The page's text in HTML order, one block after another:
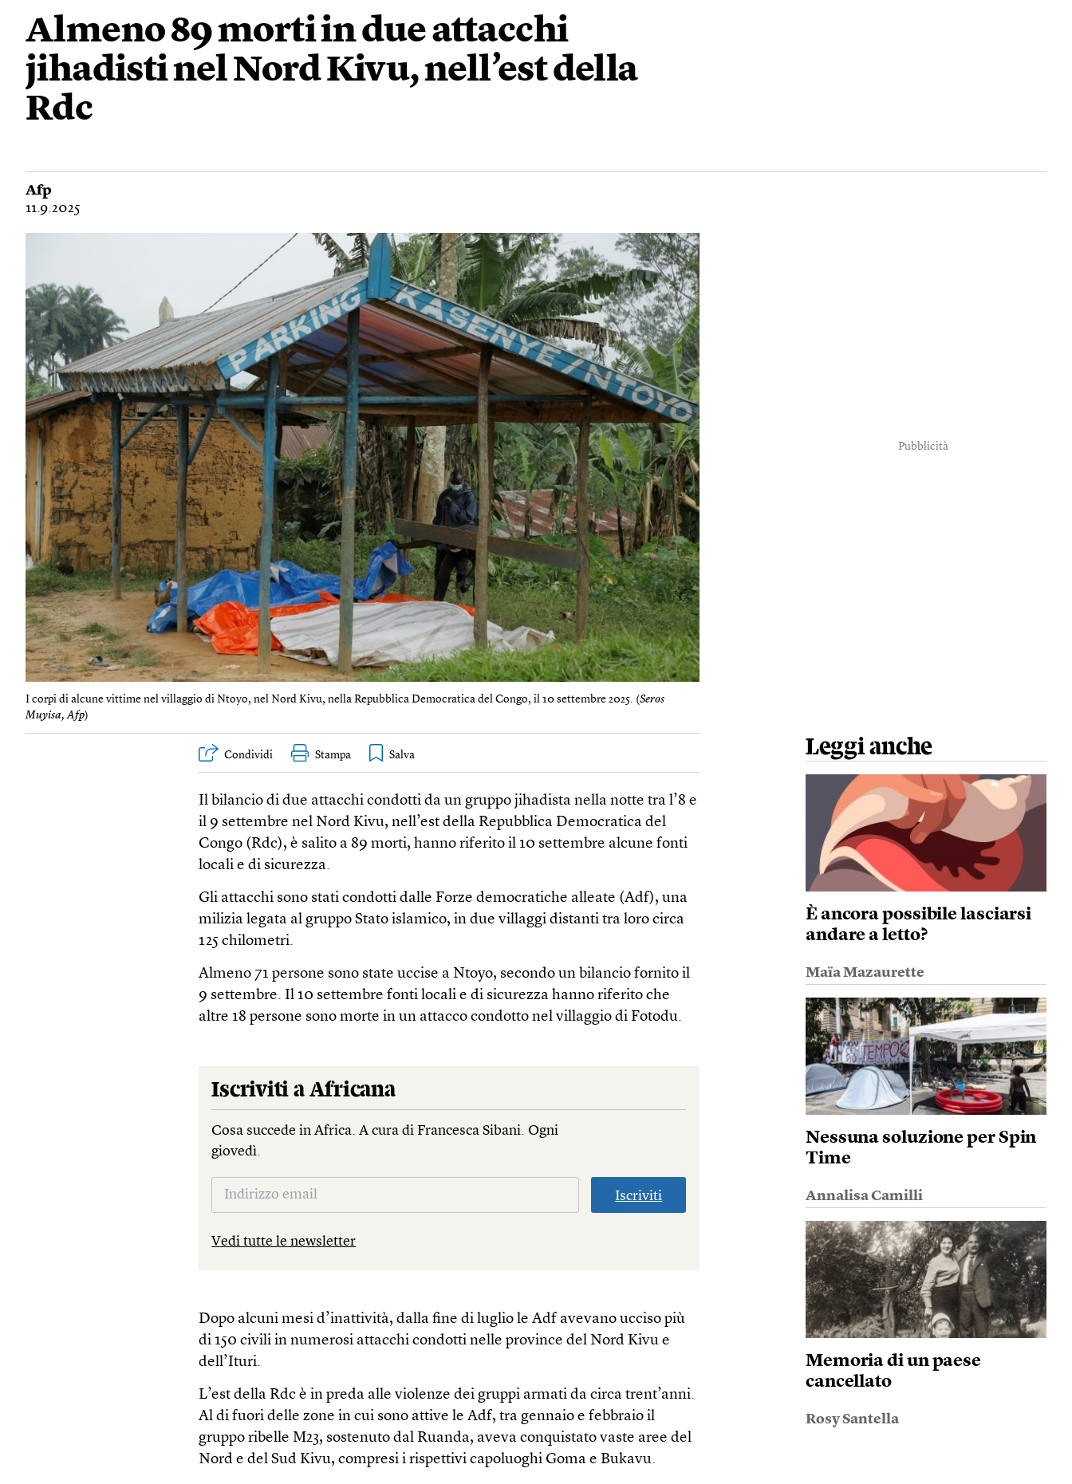
Almeno 89 morti in due attacchi
jihadisti nel Nord Kivu, nell’est della
Rdc
Afp
11.9.2025
I corpi di alcune vittime nel villaggio di Ntoyo, nel Nord Kivu, nella Repubblica Democratica del Congo, il 10 settembre 2025. (Seros
Muyisa, Afp)
Pubblicità
Condividi Stampa
Il bilancio di due attacchi condotti da un gruppo jihadista nella notte tra l’8 e
il 9 settembre nel Nord Kivu, nell’est della Repubblica Democratica del
Congo (Rdc), è salito a 89 morti, hanno riferito il 10 settembre alcune fonti
locali e di sicurezza.
Gli attacchi sono stati condotti dalle Forze democratiche alleate (Adf), una
milizia legata al gruppo Stato islamico, in due villaggi distanti tra loro circa
125 chilometri.
Almeno 71 persone sono state uccise a Ntoyo, secondo un bilancio fornito il
9 settembre. Il 10 settembre fonti locali e di sicurezza hanno riferito che
altre 18 persone sono morte in un attacco condotto nel villaggio di Fotodu.
Iscriviti a Africana
Cosa succede in Africa. A cura di Francesca Sibani. Ogni
giovedì.
Iscriviti
Vedi tutte le newsletter
Dopo alcuni mesi d’inattività, dalla fine di luglio le Adf avevano ucciso più
di 150 civili in numerosi attacchi condotti nelle province del Nord Kivu e
dell’Ituri.
L’est della Rdc è in preda alle violenze dei gruppi armati da circa trent’anni.
Al di fuori delle zone in cui sono attive le Adf, tra gennaio e febbraio il
gruppo ribelle M23, sostenuto dal Ruanda, aveva conquistato vaste aree del
Nord e del Sud Kivu, compresi i rispettivi capoluoghi Goma e Bukavu.
Leggi anche
È ancora possibile lasciarsi
andare a letto?
Maïa Mazaurette
Nessuna soluzione per Spin
Time
Annalisa Camilli
Memoria di un paese
cancellato
Rosy Santella